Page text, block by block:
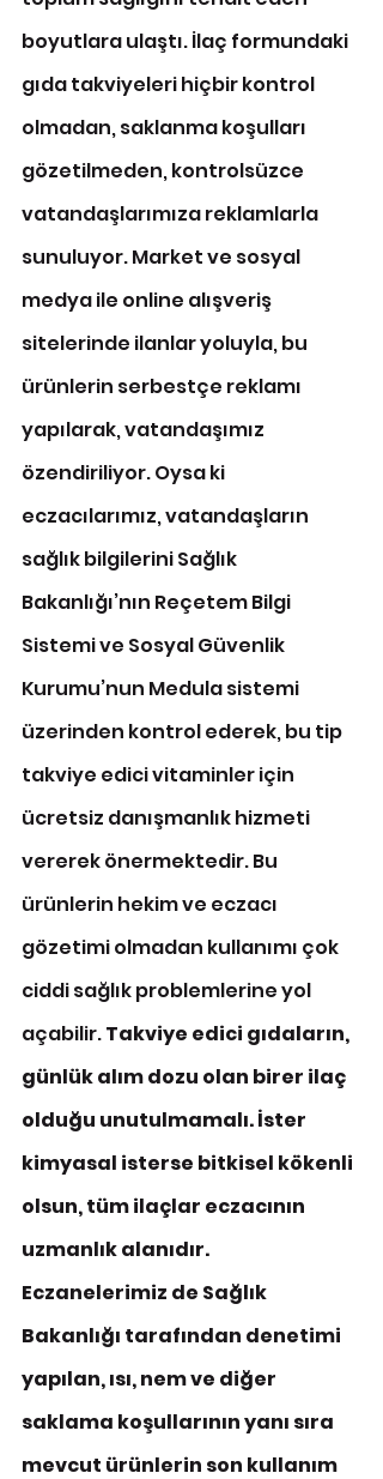
boyutlara ulaştı. İlaç formundaki
gıda takviyeleri hiçbir kontrol
olmadan, saklanma koşulları
gözetilmeden, kontrolsüzce
vatandaşlarımıza reklamlarla
sunuluyor. Market ve sosyal
medya ile online alışveriş
sitelerinde ilanlar yoluyla, bu
ürünlerin serbestçe reklamı
yapılarak, vatandaşımız
özendiriliyor. Oysa ki
eczacılarımız, vatandaşların
sağlık bilgilerini Sağlık
Bakanlığı’nın Reçetem Bilgi
Sistemi ve Sosyal Güvenlik
Kurumu’nun Medula sistemi
üzerinden kontrol ederek, bu tip
takviye edici vitaminler için
ücretsiz danışmanlık hizmeti
vererek önermektedir. Bu
ürünlerin hekim ve eczacı
gözetimi olmadan kullanımı çok
ciddi sağlık problemlerine yol
açabilir. Takviye edici gıdaların,
günlük alım dozu olan birer ilaç
olduğu unutulmamalı. İster
kimyasal isterse bitkisel kökenli
olsun, tüm ilaçlar eczacının
uzmanlık alanıdır.
Eczanelerimiz de Sağlık
Bakanlığı tarafından denetimi
yapılan, ısı, nem ve diğer
saklama koşullarının yanı sıra
mevcut ürünlerin son kullanım